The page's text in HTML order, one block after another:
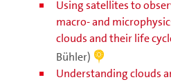
Using satellites to
macro- and
clouds and their life
Bühler)
Understanding clouds